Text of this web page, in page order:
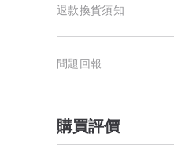
退款換貨須知
問題回報
購買評價